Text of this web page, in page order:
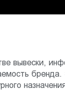
вывески,